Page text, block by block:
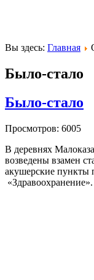
Вы здесь: Главная
Было-стало
Было-стало
Просмотров: 6005
В деревнях
возведены взамен
акушерские пункты
«Здравоохранение».